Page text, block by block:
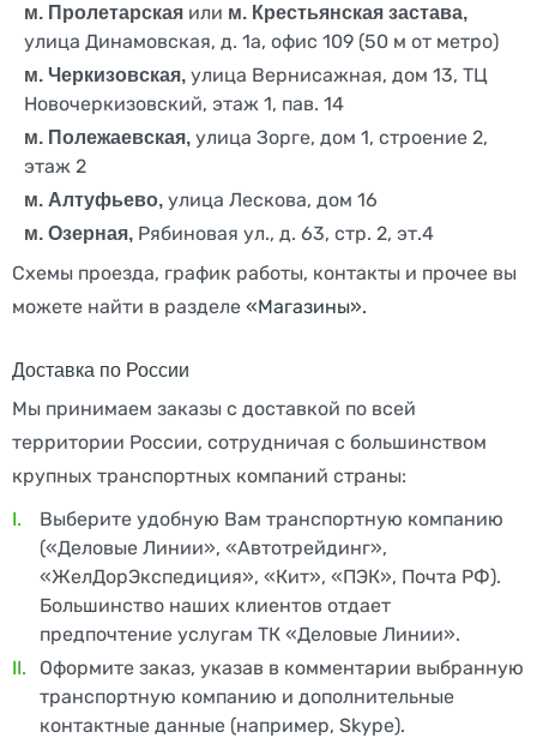
м. Пролетарская или м. Крестьянская застава,
улица Динамовская, д. 1а, офис 109 (50 м от метро)
м. Черкизовская, улица Вернисажная, дом 13, ТЦ
Новочеркизовский, этаж 1, пав. 14
м. Полежаевская, улица Зорге, дом 1, строение 2,
этаж 2
м. Алтуфьево, улица Лескова, дом 16
м. Озерная, Рябиновая ул., д. 63, стр. 2, эт.4
Схемы проезда, график работы, контакты и прочее вы
можете найти в разделе «Магазины».
Доставка по России
Мы принимаем заказы с доставкой по всей
территории России, сотрудничая с большинством
крупных транспортных компаний страны:
Выберите удобную Вам транспортную компанию
(«Деловые Линии», «Автотрейдинг»,
«ЖелДорЭкспедиция», «Кит», «ПЭК», Почта РФ).
Большинство наших клиентов отдает
предпочтение услугам ТК «Деловые Линии».
Оформите заказ, указав в комментарии выбранную
транспортную компанию и дополнительные
контактные данные (например, Skype).